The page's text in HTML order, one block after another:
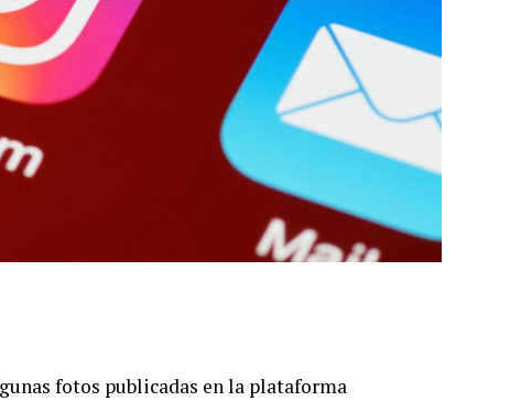
fotos publicadas en la plataforma